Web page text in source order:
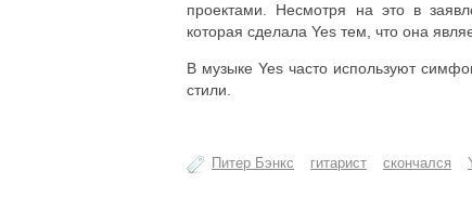
проектами. Несмотря на это в
которая сделала Yes тем, что она
В музыке Yes часто используют
стили.
Питер Бэнкс гитарист скончался